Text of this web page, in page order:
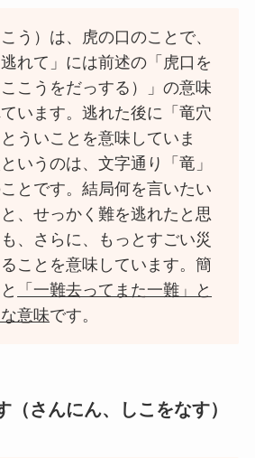
う）は、虎の口のことで、
れて」には前述の「 虎口を
こうをだっする）」の意味
います。逃れた後に「竜穴
ういことを意味していま
いうのは、文字通り「竜」
とです。結局何を言いたい
、せっかく難を逃れたと思
、さらに、もっとすごい災
ことを意味しています。簡
「一難去ってまた一難」と
意味です。
（さんにん、しこをなす）